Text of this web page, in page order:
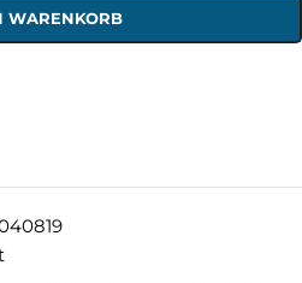
WARENKORB